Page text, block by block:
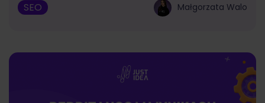
SEO Małgorzata Walo